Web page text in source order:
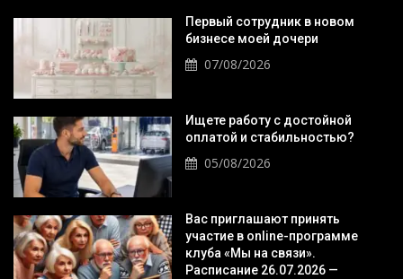
Первый сотрудник в новом
бизнесе моей дочери
07/08/2026
Ищете работу с достойной
оплатой и стабильностью?
05/08/2026
Вас приглашают принять
участие в online-программе
клуба «Мы на связи».
Расписание 26.07.2026 —